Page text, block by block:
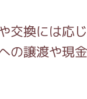
交換には応
の譲渡や現